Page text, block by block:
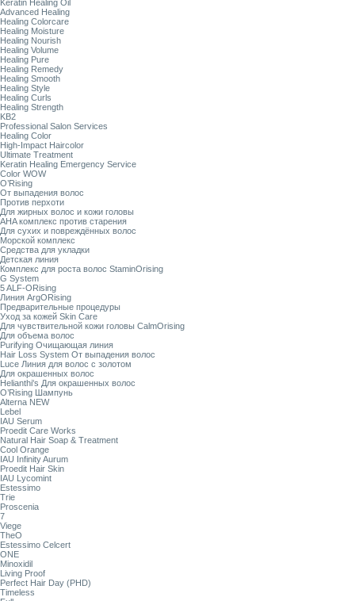
Keratin Healing Oil
Advanced Healing
Healing Colorcare
Healing Moisture
Healing Nourish
Healing Volume
Healing Pure
Healing Remedy
Healing Smooth
Healing Style
Healing Curls
Healing Strength
KB2
Professional Salon Services
Healing Color
High-Impact Haircolor
Ultimate Treatment
Keratin Healing Emergency Service
Color WOW
O’Rising
От выпадения волос
Против перхоти
Для жирных волос и кожи головы
AHA комплекс против старения
Для сухих и повреждённых волос
Морской комплекс
Средства для укладки
Детская линия
Комплекс для роста волос StaminOrising
G System
5 ALF-ORising
Линия ArgORising
Предварительные процедуры
Уход за кожей Skin Care
Для чувствительной кожи головы CalmOrising
Для объема волос
Purifying Очищающая линия
Hair Loss System От выпадения волос
Luce Линия для волос с золотом
Для окрашенных волос
Helianthi's Для окрашенных волос
O’Rising Шампунь
Alterna NEW
Lebel
IAU Serum
Proedit Care Works
Natural Hair Soap & Treatment
Cool Orange
IAU Infinity Aurum
Proedit Hair Skin
IAU Lycomint
Estessimo
Trie
Proscenia
7
Viege
TheO
Estessimo Celcert
ONE
Minoxidil
Living Proof
Perfect Hair Day (PHD)
Timeless